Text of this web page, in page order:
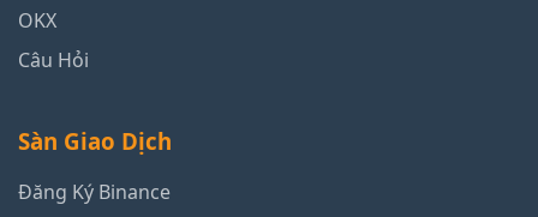
OKX
Câu Hỏi
Sàn Giao Dịch
Đăng Ký Binance